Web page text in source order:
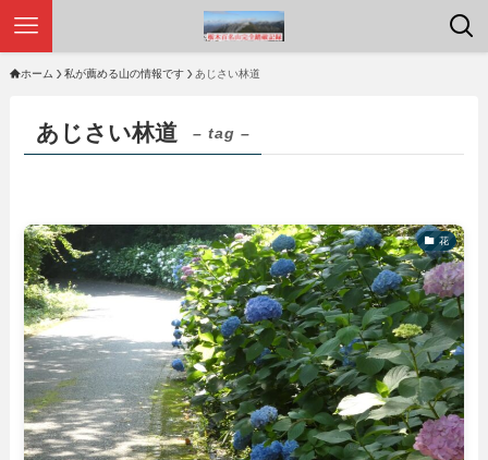
ホーム 私が薦める山の情報です あじさい林道
あじさい林道 – tag –
花